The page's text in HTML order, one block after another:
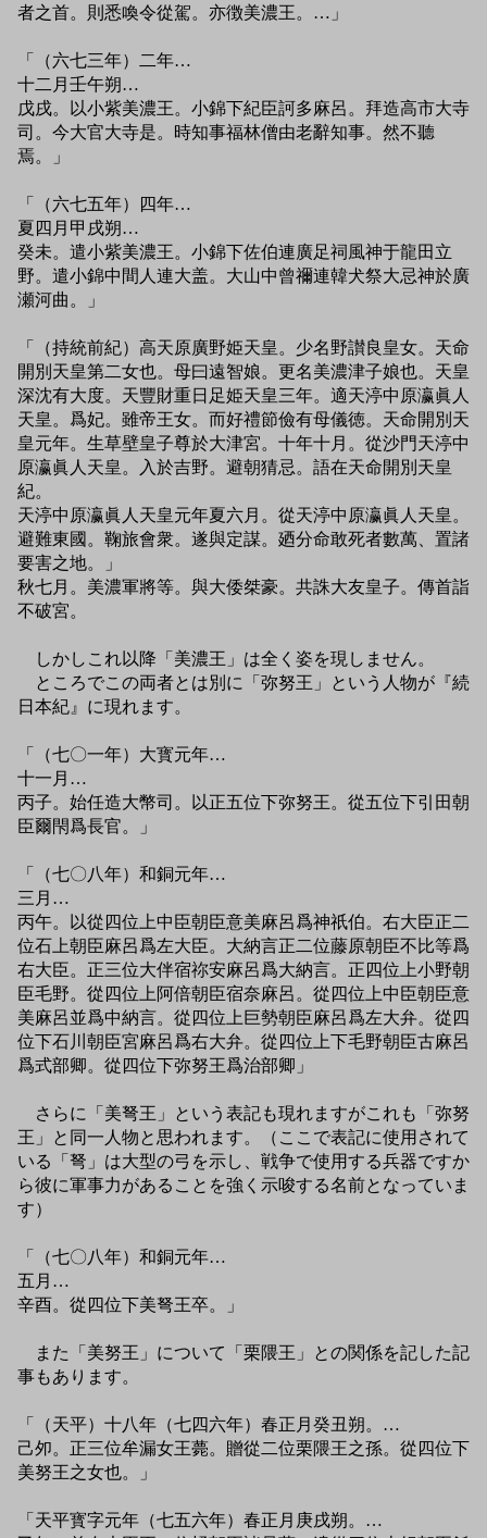
者之首。則悉喚令從駕。亦徴美濃王。…」
「（六七三年）二年…
十二月壬午朔…
戊戌。以小紫美濃王。小錦下紀臣訶多麻呂。拜造高市大寺
司。今大官大寺是。時知事福林僧由老辭知事。然不聽
焉。」
「（六七五年）四年…
夏四月甲戌朔…
癸未。遣小紫美濃王。小錦下佐伯連廣足祠風神于龍田立
野。遣小錦中間人連大盖。大山中曾禰連韓犬祭大忌神於廣
瀬河曲。」
「（持統前紀）高天原廣野姫天皇。少名野讃良皇女。天命
開別天皇第二女也。母曰遠智娘。更名美濃津子娘也。天皇
深沈有大度。天豐財重日足姫天皇三年。適天渟中原瀛眞人
天皇。爲妃。雖帝王女。而好禮節儉有母儀徳。天命開別天
皇元年。生草壁皇子尊於大津宮。十年十月。從沙門天渟中
原瀛眞人天皇。入於吉野。避朝猜忌。語在天命開別天皇
紀。
天渟中原瀛眞人天皇元年夏六月。從天渟中原瀛眞人天皇。
避難東國。鞠旅會衆。遂與定謀。廼分命敢死者數萬、置諸
要害之地。」
秋七月。美濃軍將等。與大倭桀豪。共誅大友皇子。傳首詣
不破宮。
しかしこれ以降「美濃王」は全く姿を現しません。
ところでこの両者とは別に「弥努王」という人物が『続
日本紀』に現れます。
「（七〇一年）大寳元年…
十一月…
丙子。始任造大幣司。以正五位下弥努王。從五位下引田朝
臣爾閇爲長官。」
「（七〇八年）和銅元年…
三月…
丙午。以從四位上中臣朝臣意美麻呂爲神祇伯。右大臣正二
位石上朝臣麻呂爲左大臣。大納言正二位藤原朝臣不比等爲
右大臣。正三位大伴宿祢安麻呂爲大納言。正四位上小野朝
臣毛野。從四位上阿倍朝臣宿奈麻呂。從四位上中臣朝臣意
美麻呂並爲中納言。從四位上巨勢朝臣麻呂爲左大弁。從四
位下石川朝臣宮麻呂爲右大弁。從四位上下毛野朝臣古麻呂
爲式部卿。從四位下弥努王爲治部卿」
さらに「美弩王」という表記も現れますがこれも「弥努
王」と同一人物と思われます。（ここで表記に使用されて
いる「弩」は大型の弓を示し、戦争で使用する兵器ですか
ら彼に軍事力があることを強く示唆する名前となっていま
す）
「（七〇八年）和銅元年…
五月…
辛酉。從四位下美弩王卒。」
また「美努王」について「栗隈王」との関係を記した記
事もあります。
「（天平）十八年（七四六年）春正月癸丑朔。…
己夘。正三位牟漏女王薨。贈從二位栗隈王之孫。從四位下
美努王之女也。」
「天平寳字元年（七五六年）春正月庚戌朔。…